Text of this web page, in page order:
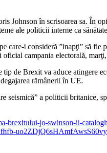
Johnson în scrisoarea sa. În
ale politicii interne ca
care-i consideră ”inapţi” să
oficial campania electorală,
de Brexit va aduce atingere
rămânerii în UE.
seismică” a politicii britanice,
brexitului-jo-swinson-ii-